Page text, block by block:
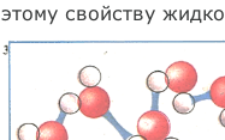
этому свойству